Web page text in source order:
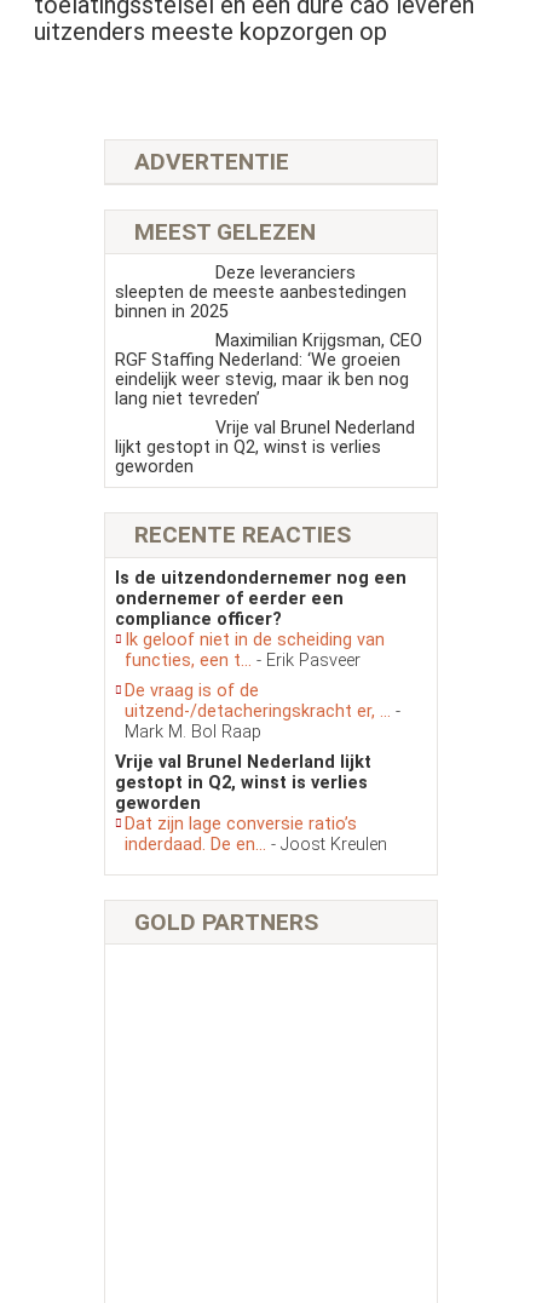
uitzenders meeste kopzorgen op
ADVERTENTIE
MEEST GELEZEN
Deze leveranciers
sleepten de meeste aanbestedingen
binnen in 2025
Maximilian Krijgsman, CEO
RGF Staffing Nederland: ‘We groeien
eindelijk weer stevig, maar ik ben nog
lang niet tevreden’
Vrije val Brunel Nederland
lijkt gestopt in Q2, winst is verlies
geworden
RECENTE REACTIES
Is de uitzendondernemer nog een
ondernemer of eerder een
compliance officer?
Ik geloof niet in de scheiding van
functies, een t... - Erik Pasveer
De vraag is of de
uitzend-/detacheringskracht er, ... -
Mark M. Bol Raap
Vrije val Brunel Nederland lijkt
gestopt in Q2, winst is verlies
geworden
Dat zijn lage conversie ratio’s
inderdaad. De en... - Joost Kreulen
GOLD PARTNERS